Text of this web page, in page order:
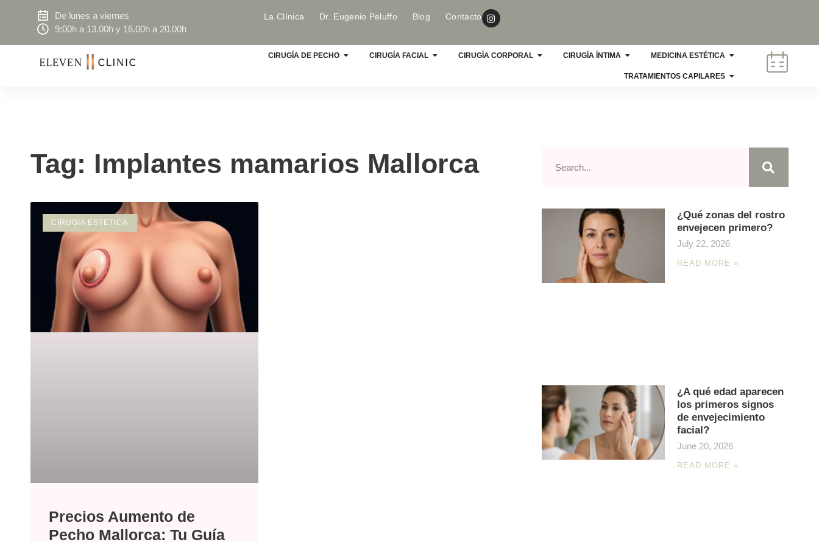
De lunes a viernes
9:00h a 13.00h y 16.00h a 20.00h
La Clínica Dr. Eugenio Peluffo Blog Contacto
CIRUGÍA DE PECHO CIRUGÍA FACIAL CIRUGÍA CORPORAL CIRUGÍA ÍNTIMA MEDICINA ESTÉTICA
TRATAMIENTOS CAPILARES
Tag: Implantes mamarios Mallorca
CIRUGIA ESTETICA
Precios Aumento de
Pecho Mallorca: Tu Guía
¿Qué zonas del rostro
envejecen primero?
July 22, 2026
READ MORE »
¿A qué edad aparecen
los primeros signos
de envejecimiento
facial?
June 20, 2026
READ MORE »